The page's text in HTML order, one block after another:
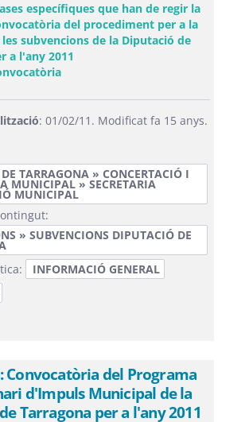
específiques que han de regir la
del procediment per a la
subvencions de la Diputació de
a l'any 2011
(Obre una finestra nova)
: 01/02/11. Modificat fa 15 anys.
TARRAGONA » CONCERTACIÓ I
MUNICIPAL » SECRETARIA
MUNICIPAL
» SUBVENCIONS DIPUTACIÓ DE
INFORMACIÓ GENERAL
Convocatòria del Programa
d'Impuls Municipal de la
Tarragona per a l'any 2011